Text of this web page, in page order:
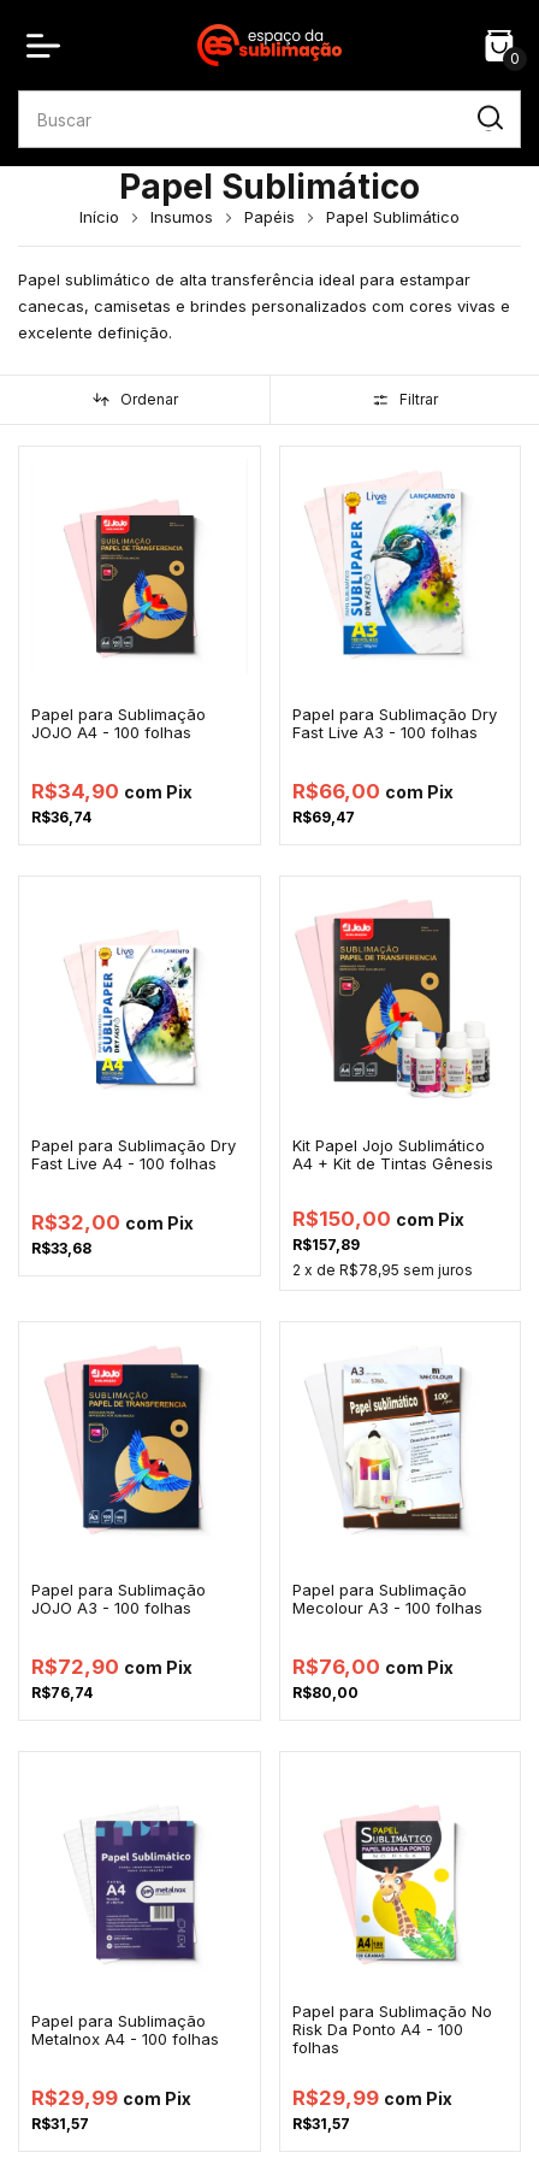
0
Papel Sublimático
Início Insumos Papéis Papel Sublimático
Papel sublimático de alta transferência ideal para estampar
canecas, camisetas e brindes personalizados com cores vivas e
excelente definição.
Ordenar Filtrar
Papel para Sublimação
JOJO A4 - 100 folhas
R$36,74
R$34,90 com Pix
Papel para Sublimação Dry
Fast Live A3 - 100 folhas
R$69,47
R$66,00 com Pix
Papel para Sublimação Dry
Fast Live A4 - 100 folhas
R$33,68
R$32,00 com Pix
Kit Papel Jojo Sublimático
A4 + Kit de Tintas Gênesis
R$157,89
R$150,00 com Pix
2 x de R$78,95 sem juros
Papel para Sublimação
JOJO A3 - 100 folhas
R$76,74
R$72,90 com Pix
Papel para Sublimação
Mecolour A3 - 100 folhas
R$80,00
R$76,00 com Pix
Papel para Sublimação
Metalnox A4 - 100 folhas
R$31,57
R$29,99 com Pix
Papel para Sublimação No
Risk Da Ponto A4 - 100
folhas
R$31,57
R$29,99 com Pix